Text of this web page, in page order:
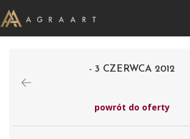
- 3 CZERWCA 2012
powrót do oferty